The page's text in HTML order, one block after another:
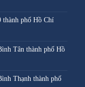
thành phố Hồ Chí
Tân thành phố Hồ
Thạnh thành phố